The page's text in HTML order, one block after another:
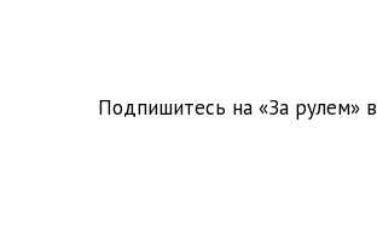
Подпишитесь на «За рулем» в